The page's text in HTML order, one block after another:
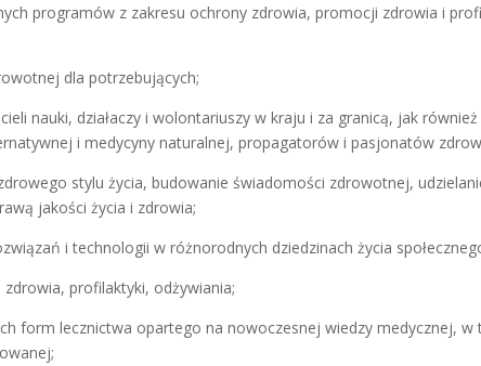
programów z zakresu ochrony zdrowia, promocji zdrowia i
dla potrzebujących;
nauki, działaczy i wolontariuszy w kraju i za granicą, jak
i medycyny naturalnej, propagatorów i pasjonatów
stylu życia, budowanie świadomości zdrowotnej,
jakości życia i zdrowia;
i technologii w różnorodnych dziedzinach życia
profilaktyki, odżywiania;
form lecznictwa opartego na nowoczesnej wiedzy medycznej,